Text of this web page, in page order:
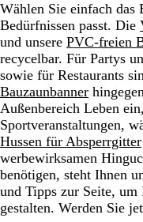
Wählen Sie einfach das
Bedürfnissen passt. Die
und unsere PVC-freien
recycelbar. Für Partys
sowie für Restaurants
Bauzaunbanner
Außenbereich Leben
Sportveranstaltungen,
Hussen für Absperrgitter
werbewirksamen
benötigen, steht Ihnen
und Tipps zur Seite,
gestalten. Werden Sie